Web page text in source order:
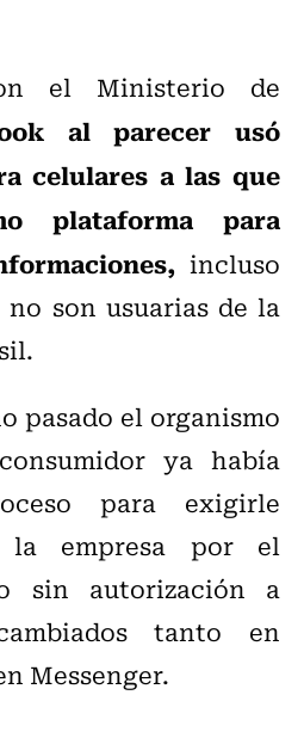
el Ministerio de
al parecer usó
celulares a las que
plataforma para
incluso
no son usuarias de la
pasado el organismo
ya había
para exigirle
la empresa por el
sin autorización a
tanto en
Messenger.